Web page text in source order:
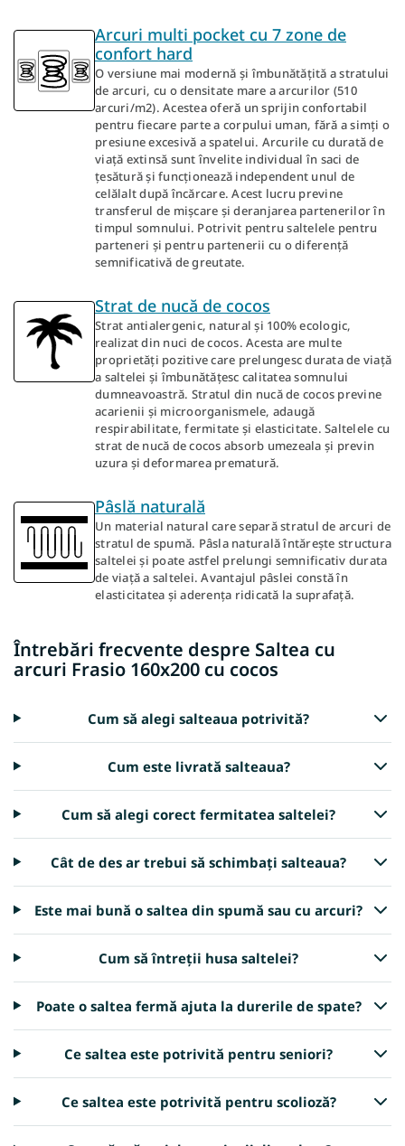
Arcuri multi pocket cu 7 zone de
confort hard
O versiune mai modernă și îmbunătățită a stratului
de arcuri, cu o densitate mare a arcurilor (510
arcuri/m2). Acestea oferă un sprijin confortabil
pentru fiecare parte a corpului uman, fără a simți o
presiune excesivă a spatelui. Arcurile cu durată de
viață extinsă sunt învelite individual în saci de
țesătură și funcționează independent unul de
celălalt după încărcare. Acest lucru previne
transferul de mișcare și deranjarea partenerilor în
timpul somnului. Potrivit pentru saltelele pentru
parteneri și pentru partenerii cu o diferență
semnificativă de greutate.
Strat de nucă de cocos
Strat antialergenic, natural și 100% ecologic,
realizat din nuci de cocos. Acesta are multe
proprietăți pozitive care prelungesc durata de viață
a saltelei și îmbunătățesc calitatea somnului
dumneavoastră. Stratul din nucă de cocos previne
acarienii și microorganismele, adaugă
respirabilitate, fermitate și elasticitate. Saltelele cu
strat de nucă de cocos absorb umezeala și previn
uzura și deformarea prematură.
Pâslă naturală
Un material natural care separă stratul de arcuri de
stratul de spumă. Pâsla naturală întărește structura
saltelei și poate astfel prelungi semnificativ durata
de viață a saltelei. Avantajul pâslei constă în
elasticitatea și aderența ridicată la suprafață.
Întrebări frecvente despre Saltea cu
arcuri Frasio 160x200 cu cocos
Cum să alegi salteaua potrivită?
Cum este livrată salteaua?
Cum să alegi corect fermitatea saltelei?
Cât de des ar trebui să schimbați salteaua?
Este mai bună o saltea din spumă sau cu arcuri?
Cum să întreții husa saltelei?
Poate o saltea fermă ajuta la durerile de spate?
Ce saltea este potrivită pentru seniori?
Ce saltea este potrivită pentru scolioză?